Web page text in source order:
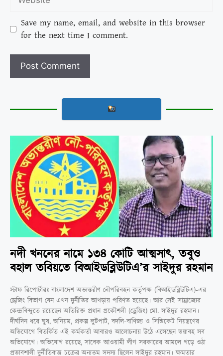
Save my name, email, and website in this browser
for the next time I comment.
নদী খননের নামে ১৩৪ কোটি আত্মসাৎ, তবুও
বহাল তবিয়তে বিআইডব্লিউটিএ’র সাইদুর রহমান
স্টাফ রিপোর্টারঃ বাংলাদেশ অভ্যন্তরীণ নৌপরিবহন কর্তৃপক্ষ (বিআইডব্লিউটিএ)-এর
ড্রেজিং বিভাগ যেন এখন দুর্নীতির আখড়ায় পরিণত হয়েছে। আর সেই সাম্রাজ্যের
কেন্দ্রবিন্দুতে রয়েছেন অতিরিক্ত প্রধান প্রকৌশলী (ড্রেজিং) মো. সাইদুর রহমান।
দীর্ঘদিন ধরে ঘুষ, অনিয়ম, প্রকল্প লুটপাট, বদলি-বাণিজ্য ও সিন্ডিকেট নিয়ন্ত্রণের
অভিযোগে বিতর্কিত এই কর্মকর্তা আবারও আলোচনায় উঠে এসেছেন ভয়াবহ সব
অভিযোগে। অভিযোগ রয়েছে, সাবেক আওয়ামী লীগ সরকারের আমলে গড়ে ওঠা
প্রভাবশালী দুর্নীতিবাজ চক্রের অন্যতম সদস্য ছিলেন সাইদুর রহমান। ক্ষমতার